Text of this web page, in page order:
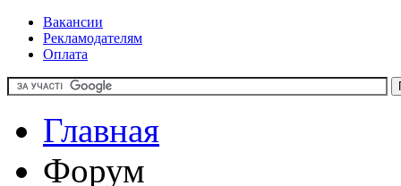
Вакансии
Рекламодателям
Оплата
Главная
Форум